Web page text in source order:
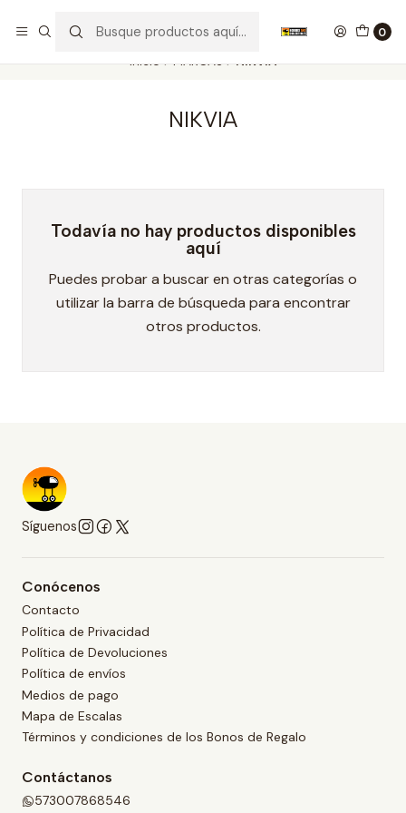
0
Inicio MARCAS NIKVIA
NIKVIA
Todavía no hay productos disponibles
aquí
Puedes probar a buscar en otras categorías o
utilizar la barra de búsqueda para encontrar
otros productos.
Síguenos
Conócenos
Contacto
Política de Privacidad
Política de Devoluciones
Política de envíos
Medios de pago
Mapa de Escalas
Términos y condiciones de los Bonos de Regalo
Contáctanos
573007868546